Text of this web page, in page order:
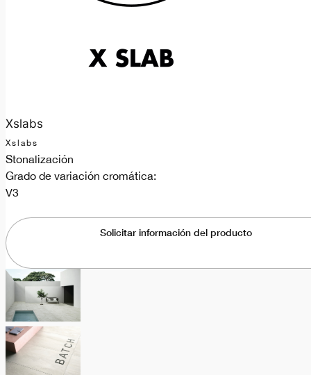
Xslabs
Xslabs
Stonalización
Grado de variación cromática:
V3
Solicitar información del producto